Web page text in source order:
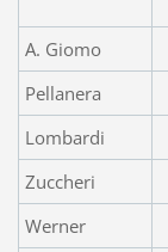
A. Giomo
Pellanera
Lombardi
Zuccheri
Werner